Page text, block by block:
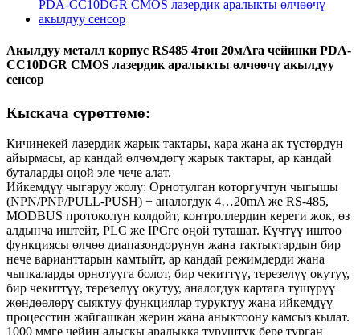
Акылдуу металл корпус RS485 4төн 20мАга чейинки PDA-
CC10DGR CMOS лазердик аралыкты өлчөөчү акылдуу
сенсор
Кыскача сүрөттөмө:
Кичинекей лазердик жарык тактары, кара жана ак түстөрдүн
айырмасы, ар кандай өлчөмдөгү жарык тактары, ар кандай
буталарды оңой эле чече алат.
Ийкемдүү чыгаруу жолу: Орнотулган которгучтун чыгышы
(NPN/PNP/PULL-PUSH) + аналогдук 4…20mA же RS-485,
MODBUS протоколун колдойт, контроллердин кереги жок, өз
алдынча иштейт, PLC же IPCге оңой туташат. Күчтүү иштөө
функциясы өлчөө диапазондорунун жана тактыктардын бир
нече варианттарын камтыйт, ар кандай режимдерди жана
чыпкаларды орнотууга болот, бир чекиттүү, терезелүү окутуу,
бир чекиттүү, терезелүү окутуу, аналогдук картага түшүрүү
жөндөөлөрү сыяктуу функциялар туруктуу жана ийкемдүү
процесстин жайгашкан жерин жана аныктоону камсыз кылат.
1000 ммге чейин алыскы аралыкка туруштук бере турган